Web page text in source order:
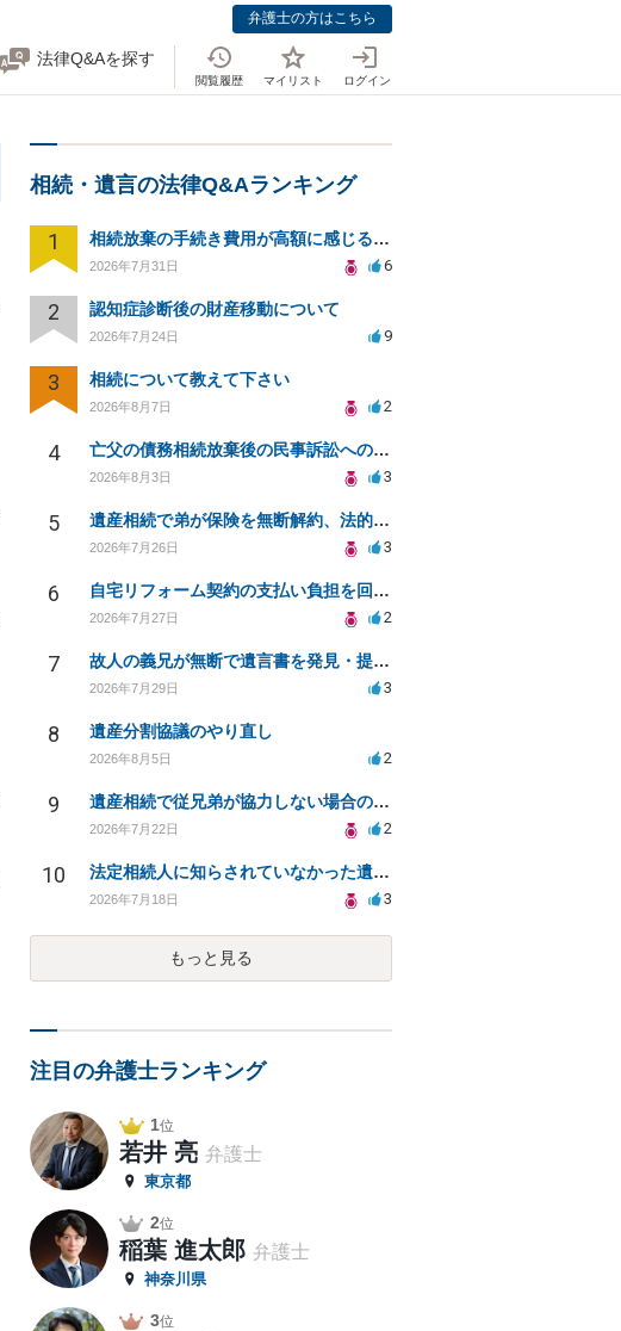
弁護士の方はこちら
法律Q&Aを探す
閲覧履歴 マイリスト ログイン
相続・遺言の法律Q&Aランキング
1 相続放棄の手続き費用が高額に感じるが妥当か知りたい
2026年7月31日 6
2 認知症診断後の財産移動について
2026年7月24日 9
3 相続について教えて下さい
2026年8月7日 2
4 亡父の債務相続放棄後の民事訴訟への法的対応についての相談
2026年8月3日 3
5 遺産相続で弟が保険を無断解約、法的問題は？
2026年7月26日 3
6 自宅リフォーム契約の支払い負担を回避する方法は？
2026年7月27日 2
7 故人の義兄が無断で遺言書を発見・提出、法的対処法は？
2026年7月29日 3
8 遺産分割協議のやり直し
2026年8月5日 2
9 遺産相続で従兄弟が協力しない場合の対処法は？
2026年7月22日 2
10 法定相続人に知らされていなかった遺言と遺産分割
2026年7月18日 3
もっと見る
注目の弁護士ランキング
1位
若井 亮 弁護士
東京都
2位
稲葉 進太郎 弁護士
神奈川県
3位